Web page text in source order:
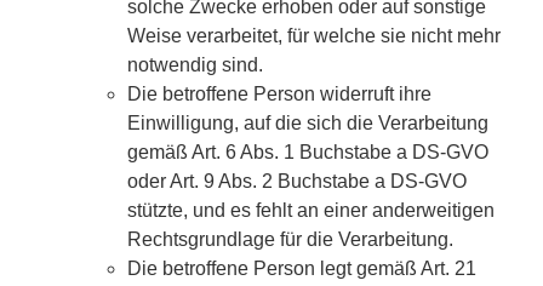
solche Zwecke erhoben oder auf sonstige
Weise verarbeitet, für welche sie nicht mehr
notwendig sind.
Die betroffene Person widerruft ihre
Einwilligung, auf die sich die Verarbeitung
gemäß Art. 6 Abs. 1 Buchstabe a DS-GVO
oder Art. 9 Abs. 2 Buchstabe a DS-GVO
stützte, und es fehlt an einer anderweitigen
Rechtsgrundlage für die Verarbeitung.
Die betroffene Person legt gemäß Art. 21